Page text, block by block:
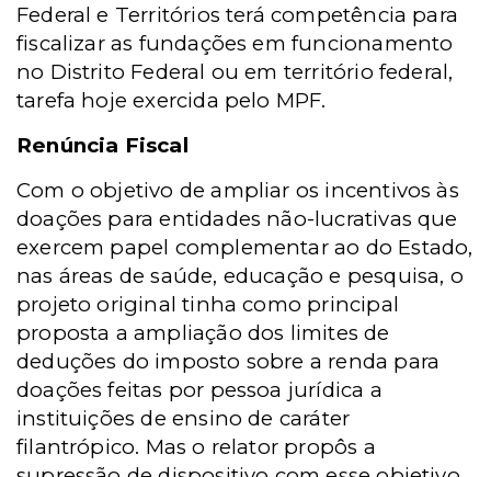
Federal e Territórios terá competência para
fiscalizar as fundações em funcionamento
no Distrito Federal ou em território federal,
tarefa hoje exercida pelo MPF.
Renúncia Fiscal
Com o objetivo de ampliar os incentivos às
doações para entidades não-lucrativas que
exercem papel complementar ao do Estado,
nas áreas de saúde, educação e pesquisa, o
projeto original tinha como principal
proposta a ampliação dos limites de
deduções do imposto sobre a renda para
doações feitas por pessoa jurídica a
instituições de ensino de caráter
filantrópico. Mas o relator propôs a